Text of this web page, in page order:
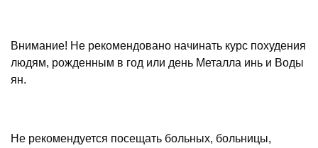
Внимание! Не рекомендовано начинать курс похудения
людям, рожденным в год или день Металла инь и Воды
ян.
Не рекомендуется посещать больных, больницы,